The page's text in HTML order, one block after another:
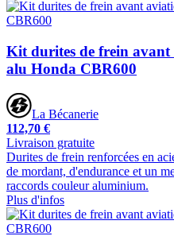
Kit durites de frein
alu Honda CBR600
La Bécanerie
112,70 €
Livraison gratuite
Durites de frein renforcées en
de mordant, d'endurance et un
raccords couleur aluminium.
Plus d'infos